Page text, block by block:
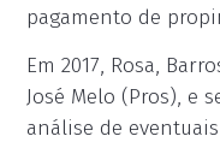
pagamento de
Em 2017, Rosa,
José Melo (Pros), e
análise de